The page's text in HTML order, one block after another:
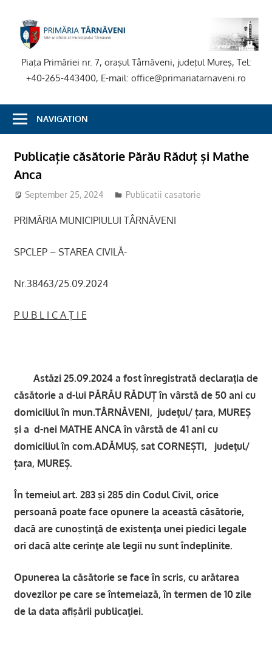
content
Piaţa Primăriei nr. 7, oraşul Târnăveni, judeţul Mureş, Tel:
+40-265-443400, E-mail: office@primariatarnaveni.ro
NAVIGATION
Publicație căsătorie Părău Răduț și Mathe
Anca
September 25, 2024 stciv
Publicatii casatorie
PRIMĂRIA MUNICIPIULUI TÂRNĂVENI
SPCLEP – STAREA CIVILĂ-
Nr.38463/25.09.2024
P U B L I C A Ţ I E
Astăzi 25.09.2024 a fost înregistrată declaraţia de
căsătorie a d-lui PĂRĂU RĂDUȚ în vârstă de 50 ani cu
domiciliul în mun.TÂRNĂVENI, judeţul/ țara, MUREȘ
şi a d-nei MATHE ANCA în vârstă de 41 ani cu
domiciliul în com.ADĂMUȘ, sat CORNEȘTI, judeţul/
țara, MUREȘ.
În temeiul art. 283 şi 285 din Codul Civil, orice
persoană poate face opunere la această căsătorie,
dacă are cunoştinţă de existenţa unei piedici legale
ori dacă alte cerinţe ale legii nu sunt îndeplinite.
Opunerea la căsătorie se face în scris, cu arătarea
dovezilor pe care se întemeiază, în termen de 10 zile
de la data afişării publicaţiei.